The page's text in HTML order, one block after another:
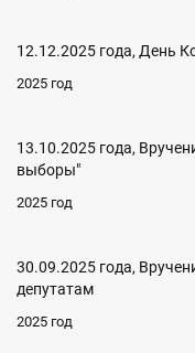
12.12.2025 года, День
2025 год
13.10.2025 года,
выборы"
2025 год
30.09.2025 года,
депутатам
2025 год